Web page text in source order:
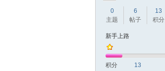
0
主题
6
帖子
13
积分
新手上路
积分 13